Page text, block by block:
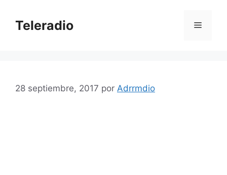
contenido
Teleradio Menú
28 septiembre, 2017 por Adrrmdio